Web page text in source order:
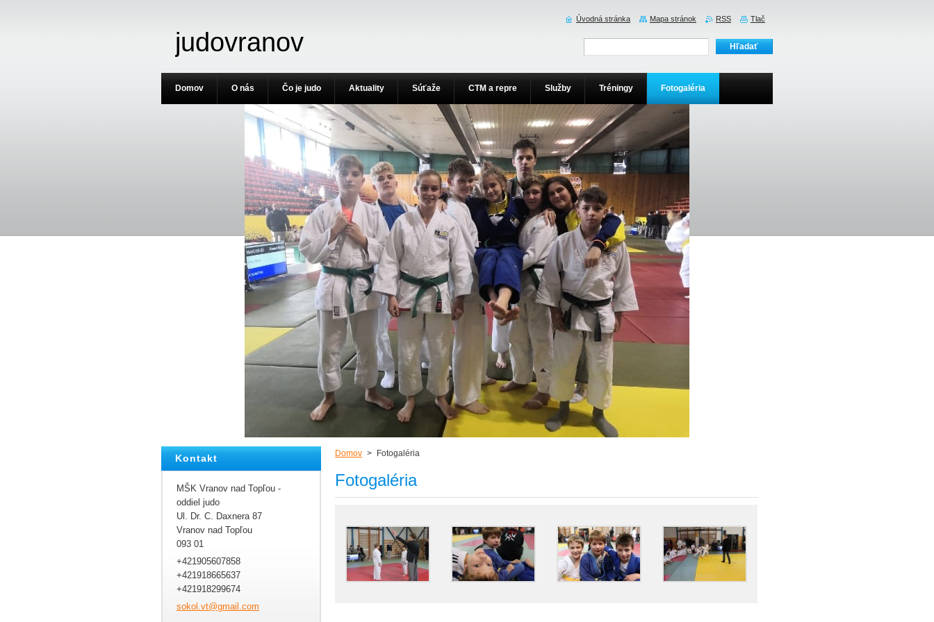
judovranov
Domov > Fotogaléria
Fotogaléria
Kontakt
MŠK Vranov nad Topľou -
oddiel judo
Ul. Dr. C. Daxnera 87
Vranov nad Topľou
093 01
+421905607858
+421918665637
+421918299674
sokol.vt@gmail.com
Domov O nás Čo je judo Aktuality Súťaže CTM a repre Služby Tréningy Fotogaléria
Úvodná stránka Mapa stránok RSS Tlač